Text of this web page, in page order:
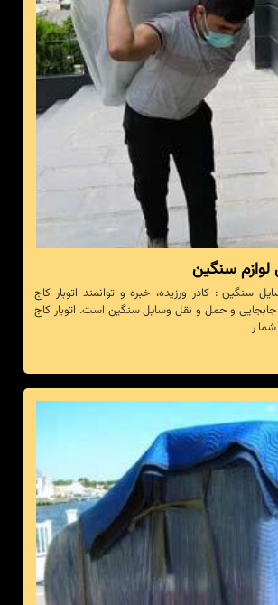
سنگین
سنگین : کادر ورزیده، خبره و توانمند اتوبار کاج
و حمل و نقل وسایل سنگین است. اتوبار کاج
ر